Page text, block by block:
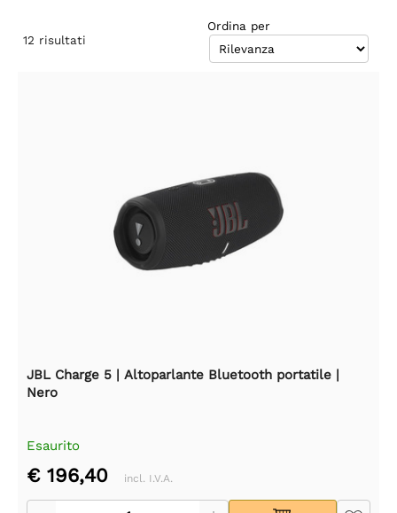
12 risultati
Ordina per
JBL Charge 5 | Altoparlante Bluetooth portatile |
Nero
Esaurito
€ 196,40 incl. I.V.A.